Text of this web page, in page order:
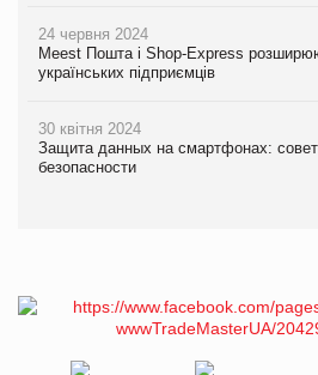
24 червня 2024
Meest Пошта і Shop-Express
українських підприємців
30 квітня 2024
Защита данных на смартфонах:
безопасности